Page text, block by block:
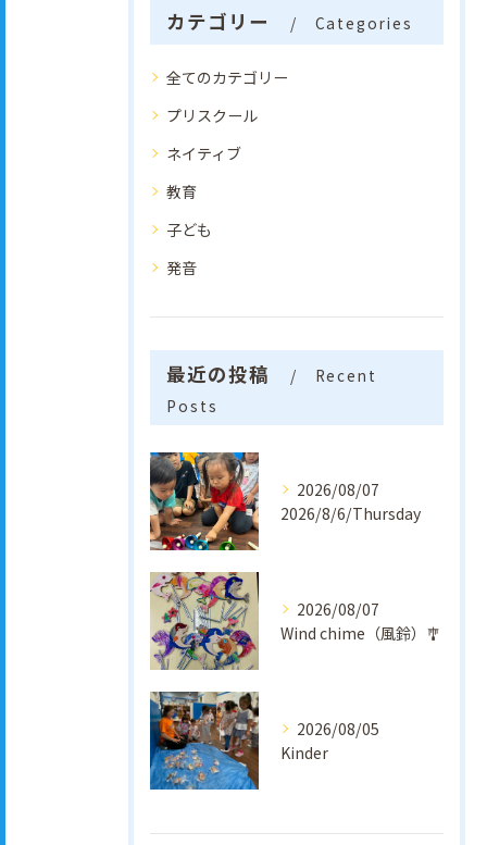
カテゴリー Categories
全てのカテゴリー
プリスクール
ネイティブ
教育
子ども
発音
最近の投稿
Recent
Posts
2026/08/07
2026/8/6/Thursday
2026/08/07
Wind chime（風鈴）🎐
2026/08/05
Kinder